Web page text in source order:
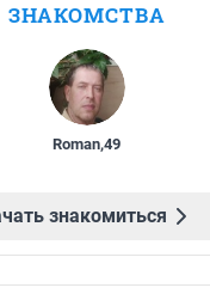
ЗНАКОМСТВА
Roman,49
знакомиться